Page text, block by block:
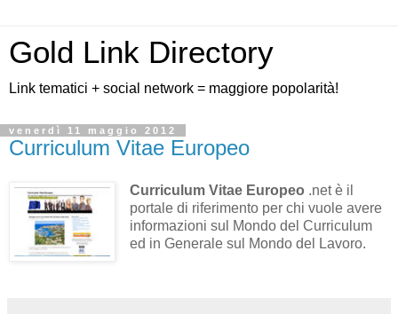
Gold Link Directory
Link tematici + social network = maggiore popolarità!
venerdì 11 maggio 2012
Curriculum Vitae Europeo
Curriculum Vitae Europeo .net è il
portale di riferimento per chi vuole avere
informazioni sul Mondo del Curriculum
ed in Generale sul Mondo del Lavoro.